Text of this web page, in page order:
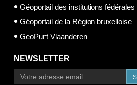
Géoportail des institutions fédérales
Géoportail de la Région bruxelloise
GeoPunt Vlaanderen
NEWSLETTER